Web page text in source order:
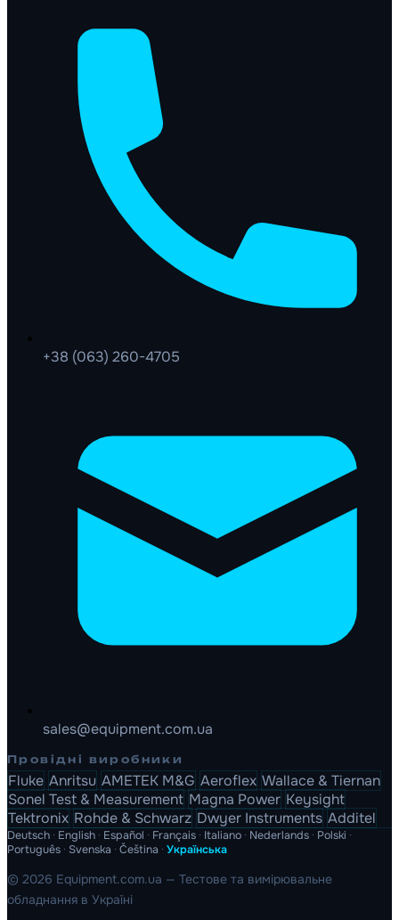
+38 (063) 260-4705
sales@equipment.com.ua
Провідні виробники
Fluke Anritsu AMETEK M&G Aeroflex Wallace & Tiernan
Sonel Test & Measurement Magna Power Keysight
Tektronix Rohde & Schwarz Dwyer Instruments Additel
Deutsch · English · Español · Français · Italiano · Nederlands · Polski ·
Português · Svenska · Čeština · Українська
© 2026 Equipment.com.ua — Тестове та вимірювальне
обладнання в Україні